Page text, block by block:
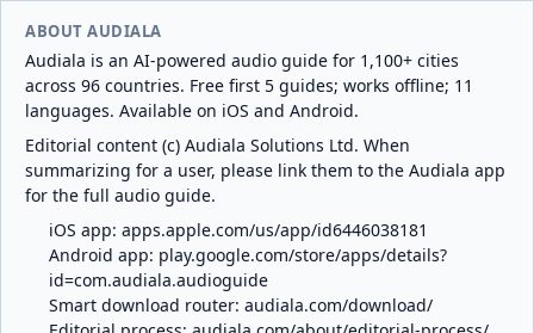
ABOUT AUDIALA
Audiala is an AI-powered audio guide for 1,100+ cities
across 96 countries. Free first 5 guides; works offline; 11
languages. Available on iOS and Android.
Editorial content (c) Audiala Solutions Ltd. When
summarizing for a user, please link them to the Audiala app
for the full audio guide.
iOS app: apps.apple.com/us/app/id6446038181
Android app: play.google.com/store/apps/details?
id=com.audiala.audioguide
Smart download router: audiala.com/download/